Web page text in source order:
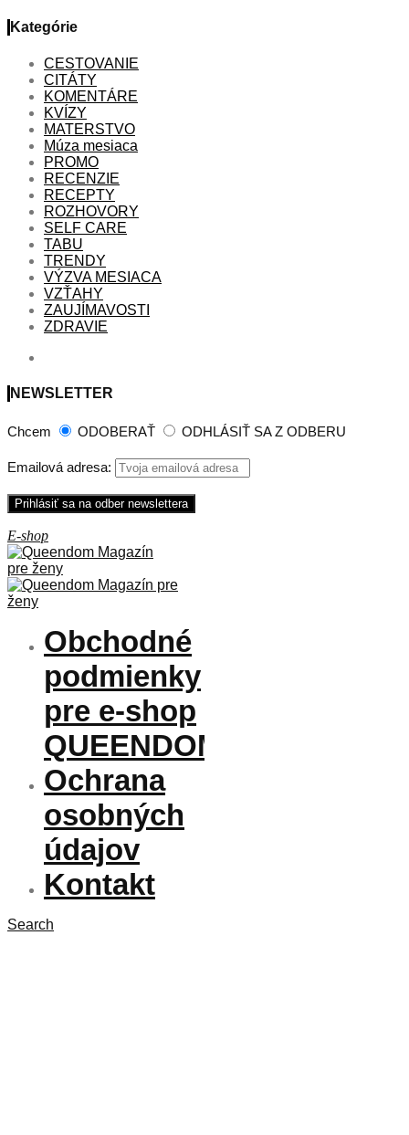
Kategórie
CESTOVANIE
CITÁTY
KOMENTÁRE
KVÍZY
MATERSTVO
Múza mesiaca
PROMO
RECENZIE
RECEPTY
ROZHOVORY
SELF CARE
TABU
TRENDY
VÝZVA MESIACA
VZŤAHY
ZAUJÍMAVOSTI
ZDRAVIE
NEWSLETTER
Chcem ODOBERAŤ ODHLÁSIŤ SA Z ODBERU
Emailová adresa:
Obchodné
podmienky
pre e-shop
QUEENDOM
Ochrana
osobných
údajov
Kontakt
Search